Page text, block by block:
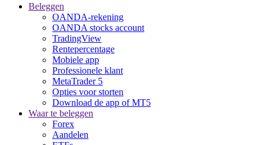
Beleggen
OANDA-rekening
OANDA stocks account
TradingView
Rentepercentage
Mobiele app
Professionele klant
MetaTrader 5
Opties voor storten
Download de app of MT5
Waar te beleggen
Forex
Aandelen